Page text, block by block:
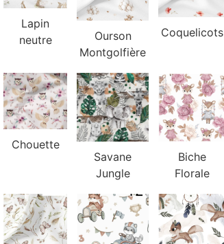
Lapin
neutre
Ourson
Montgolfière
Coquelicots
Chouette
Savane
Jungle
Biche
Florale